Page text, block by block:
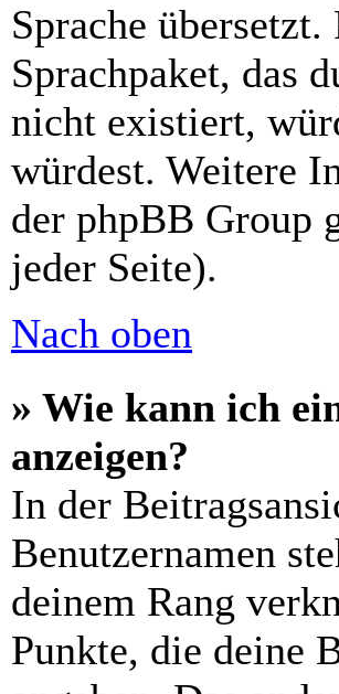
Sprache
Sprachpaket, das
nicht existiert,
würdest. Weitere
der phpBB Group
jeder Seite).
Nach oben
» Wie kann ich
anzeigen?
In der
Benutzernamen
deinem Rang
Punkte, die deine